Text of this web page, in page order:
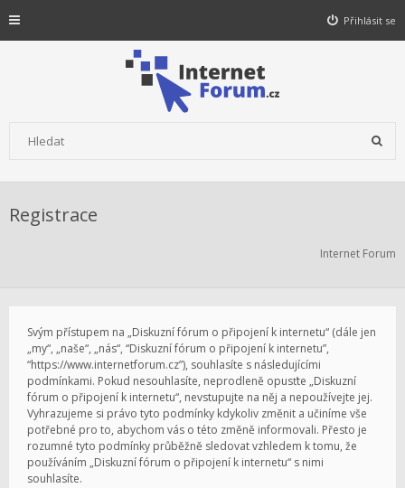
Přihlásit se
Registrace
Internet Forum
Svým přístupem na „Diskuzní fórum o připojení k internetu“ (dále jen
„my“, „naše“, „nás“, “Diskuzní fórum o připojení k internetu”,
“https://www.internetforum.cz”), souhlasíte s následujícími
podmínkami. Pokud nesouhlasíte, neprodleně opusťte „Diskuzní
fórum o připojení k internetu“, nevstupujte na něj a nepoužívejte jej.
Vyhrazujeme si právo tyto podmínky kdykoliv změnit a učiníme vše
potřebné pro to, abychom vás o této změně informovali. Přesto je
rozumné tyto podmínky průběžně sledovat vzhledem k tomu, že
používáním „Diskuzní fórum o připojení k internetu“ s nimi
souhlasíte.